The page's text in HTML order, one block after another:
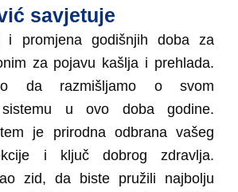
savjetuje
i promjena godišnjih doba za
za pojavu kašlja i prehlada.
da razmišljamo o svom
sistemu u ovo doba godine.
je prirodna odbrana vašeg
i ključ dobrog zdravlja.
zid, da biste pružili najbolju